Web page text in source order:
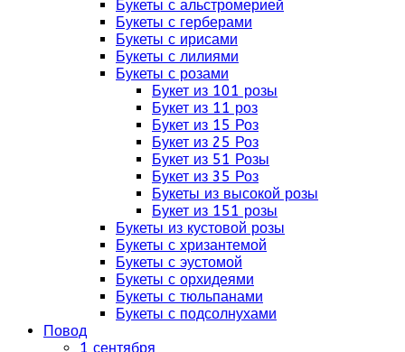
Букеты с альстромерией
Букеты с герберами
Букеты с ирисами
Букеты с лилиями
Букеты с розами
Букет из 101 розы
Букет из 11 роз
Букет из 15 Роз
Букет из 25 Роз
Букет из 51 Розы
Букет из 35 Роз
Букеты из высокой розы
Букет из 151 розы
Букеты из кустовой розы
Букеты с хризантемой
Букеты с эустомой
Букеты с орхидеями
Букеты с тюльпанами
Букеты с подсолнухами
Повод
1 сентября